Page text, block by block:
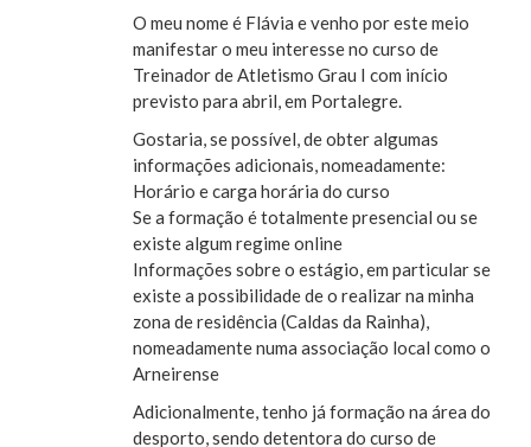
O meu nome é Flávia e venho por este meio
manifestar o meu interesse no curso de
Treinador de Atletismo Grau I com início
previsto para abril, em Portalegre.
Gostaria, se possível, de obter algumas
informações adicionais, nomeadamente:
Horário e carga horária do curso
Se a formação é totalmente presencial ou se
existe algum regime online
Informações sobre o estágio, em particular se
existe a possibilidade de o realizar na minha
zona de residência (Caldas da Rainha),
nomeadamente numa associação local como o
Arneirense
Adicionalmente, tenho já formação na área do
desporto, sendo detentora do curso de